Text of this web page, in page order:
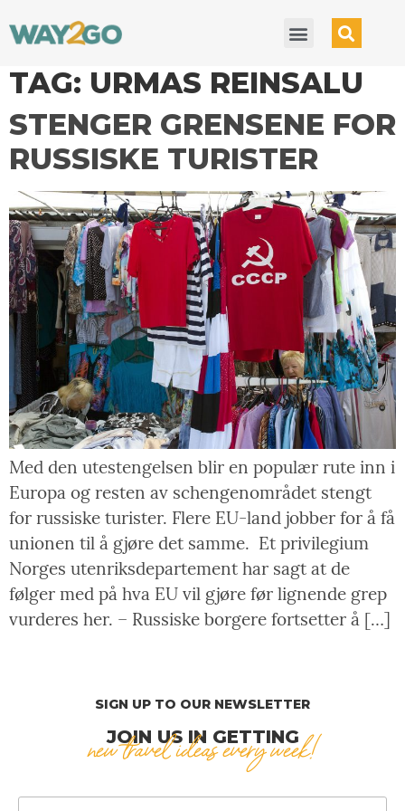
TAG: URMAS REINSALU
STENGER GRENSENE FOR
RUSSISKE TURISTER
Med den utestengelsen blir en populær rute inn i
Europa og resten av schengenområdet stengt
for russiske turister. Flere EU-land jobber for å få
unionen til å gjøre det samme. Et privilegium
Norges utenriksdepartement har sagt at de
følger med på hva EU vil gjøre før lignende grep
vurderes her. – Russiske borgere fortsetter å […]
SIGN UP TO OUR NEWSLETTER
JOIN US IN GETTING
new travel ideas every week!